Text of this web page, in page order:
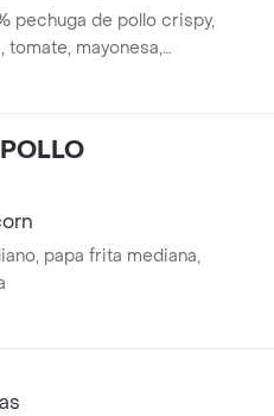
pechuga de pollo crispy,
tomate, mayonesa,
papa frita
papa frita mediana,